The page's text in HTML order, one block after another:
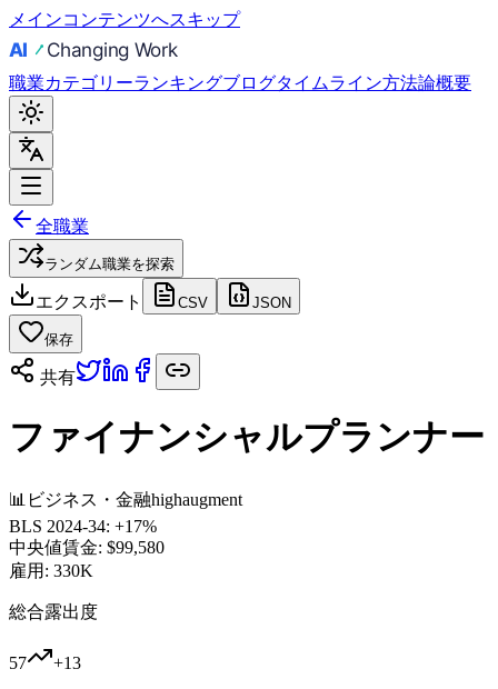
メインコンテンツへスキップ
職業カテゴリーランキングブログタイムライン方法論概要
全職業
ランダム職業を探索
エクスポート CSV JSON
保存
共有
ファイナンシャルプランナー
📊 ビジネス・金融highaugment
BLS 2024-34: +17%
中央値賃金: $99,580
雇用: 330K
総合露出度
57 +13